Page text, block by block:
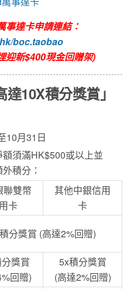
事達卡申請連結：
boc.taobao
迎新$400現金回贈架)
達10X積分獎賞」
10月31日
須滿HK$500或以上並
積分：
聯雙幣
卡
其他中銀信用
卡
分獎賞 (高達2%回贈)
獎賞
回贈)
5x積分獎賞
(高達2%回贈)